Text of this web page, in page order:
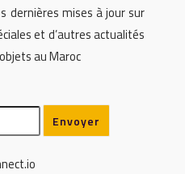
dernières mises à jour sur
et d’autres actualités
au Maroc